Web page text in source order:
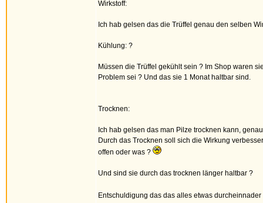
Wirkstoff:
Ich hab gelsen das die Trüffel genau den selben
Kühlung: ?
Müssen die Trüffel gekühlt sein ? Im Shop waren
Problem sei ? Und das sie 1 Monat haltbar sind.
Trocknen:
Ich hab gelsen das man Pilze trocknen kann,
Durch das Trocknen soll sich die Wirkung
offen oder was ?
Und sind sie durch das trocknen länger haltbar ?
Entschuldigung das das alles etwas